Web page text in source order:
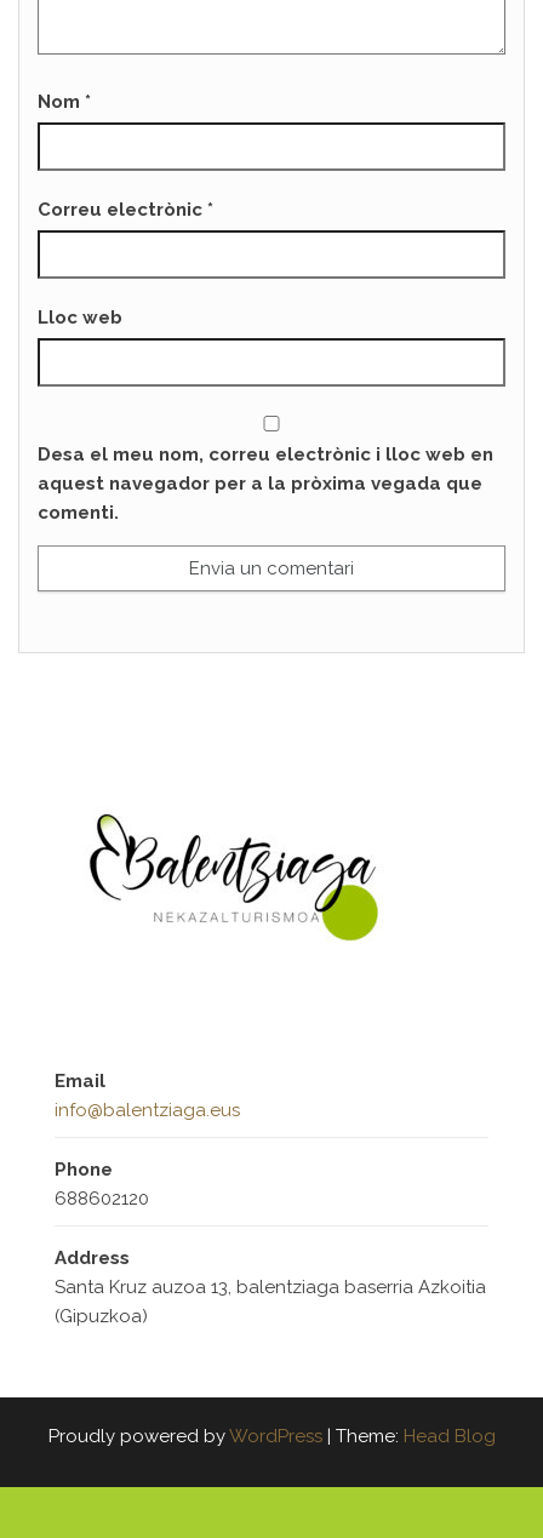
Nom *
Correu electrònic *
Lloc web
Desa el meu nom, correu electrònic i lloc web en
aquest navegador per a la pròxima vegada que
comenti.
Email
info@balentziaga.eus
Phone
688602120
Address
Santa Kruz auzoa 13, balentziaga baserria Azkoitia
(Gipuzkoa)
Proudly powered byWordPress | Theme: Head Blog